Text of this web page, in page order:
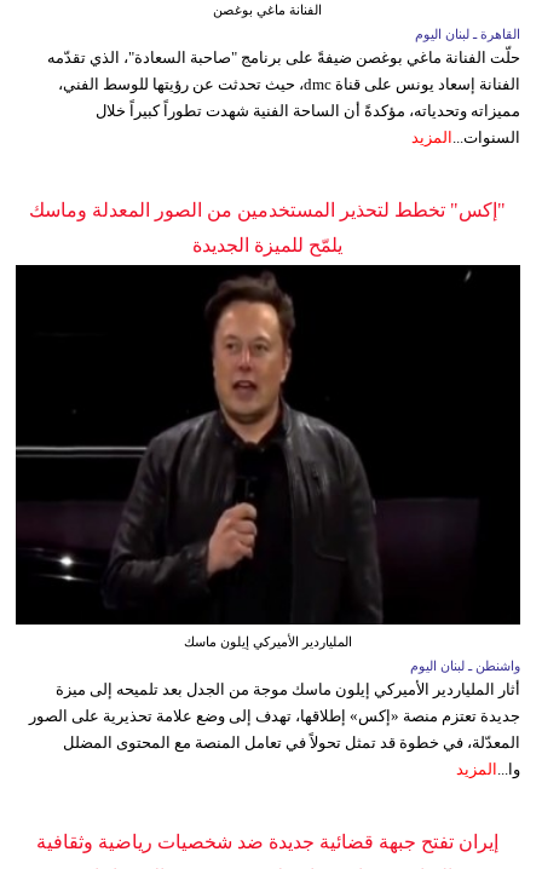
الفنانة ماغي بوغصن
القاهرة ـ لبنان اليوم
حلّت الفنانة ماغي بوغصن ضيفةً على برنامج "صاحبة السعادة"، الذي تقدّمه
الفنانة إسعاد يونس على قناة dmc، حيث تحدثت عن رؤيتها للوسط الفني،
مميزاته وتحدياته، مؤكدةً أن الساحة الفنية شهدت تطوراً كبيراً خلال
السنوات... المزيد
"إكس" تخطط لتحذير المستخدمين من الصور المعدلة وماسك
يلمّح للميزة الجديدة
الملياردير الأميركي إيلون ماسك
واشنطن ـ لبنان اليوم
أثار الملياردير الأميركي إيلون ماسك موجة من الجدل بعد تلميحه إلى ميزة
جديدة تعتزم منصة «إكس» إطلاقها، تهدف إلى وضع علامة تحذيرية على الصور
المعدّلة، في خطوة قد تمثل تحولاً في تعامل المنصة مع المحتوى المضلل
وا... المزيد
إيران تفتح جبهة قضائية جديدة ضد شخصيات رياضية وثقافية